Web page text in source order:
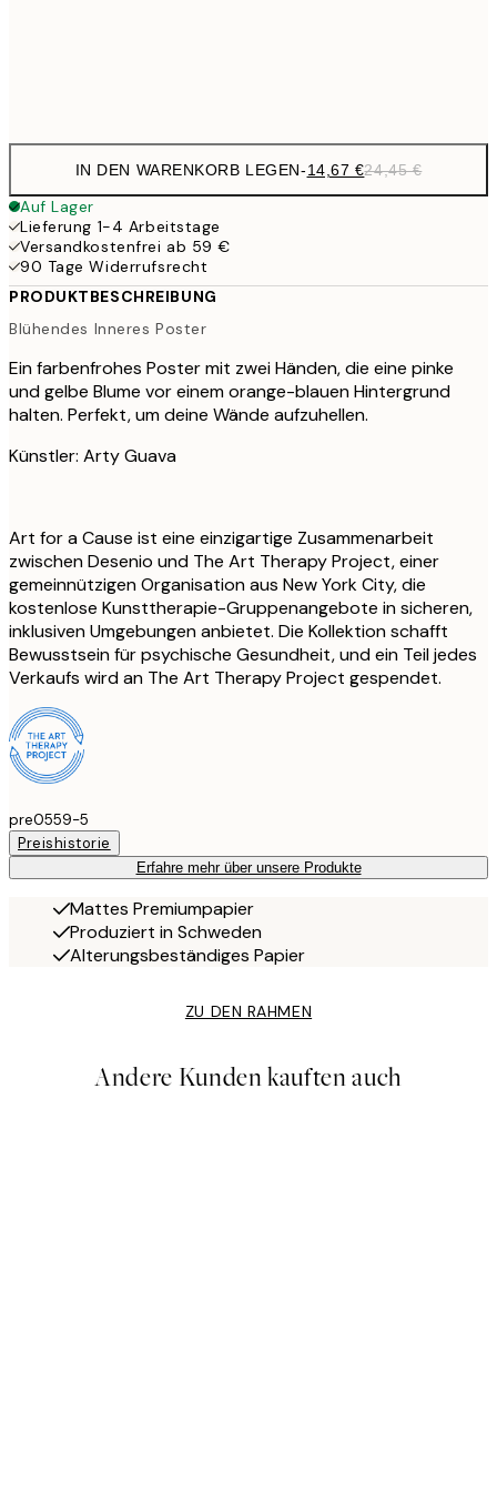
IN DEN WARENKORB LEGEN-14,67 €24,45 €
Auf Lager
Lieferung 1-4 Arbeitstage
Versandkostenfrei ab 59 €
90 Tage Widerrufsrecht
PRODUKTBESCHREIBUNG
Blühendes Inneres Poster
Ein farbenfrohes Poster mit zwei Händen, die eine pinke
und gelbe Blume vor einem orange-blauen Hintergrund
halten. Perfekt, um deine Wände aufzuhellen.
Künstler: Arty Guava
Art for a Cause ist eine einzigartige Zusammenarbeit
zwischen Desenio und The Art Therapy Project, einer
gemeinnützigen Organisation aus New York City, die
kostenlose Kunsttherapie-Gruppenangebote in sicheren,
inklusiven Umgebungen anbietet. Die Kollektion schafft
Bewusstsein für psychische Gesundheit, und ein Teil jedes
Verkaufs wird an The Art Therapy Project gespendet.
pre0559-5
Preishistorie
Erfahre mehr über unsere Produkte
Mattes Premiumpapier
Produziert in Schweden
Alterungsbeständiges Papier
ZU DEN RAHMEN
Andere Kunden kauften auch